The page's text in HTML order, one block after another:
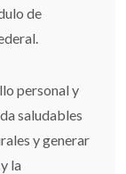
de
personal y
saludables
y generar
la